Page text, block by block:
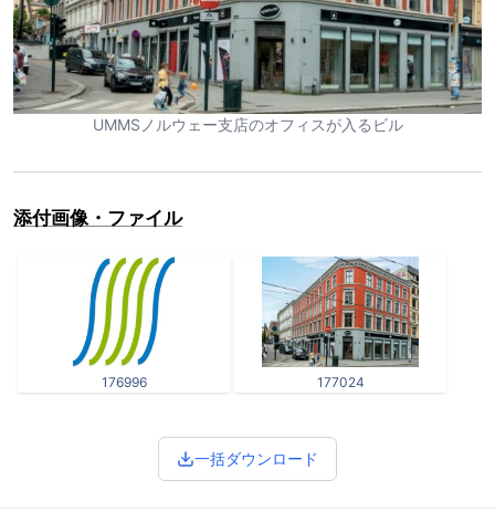
UMMSノルウェー支店のオフィスが入るビル
添付画像・ファイル
176996 177024
一括ダウンロード